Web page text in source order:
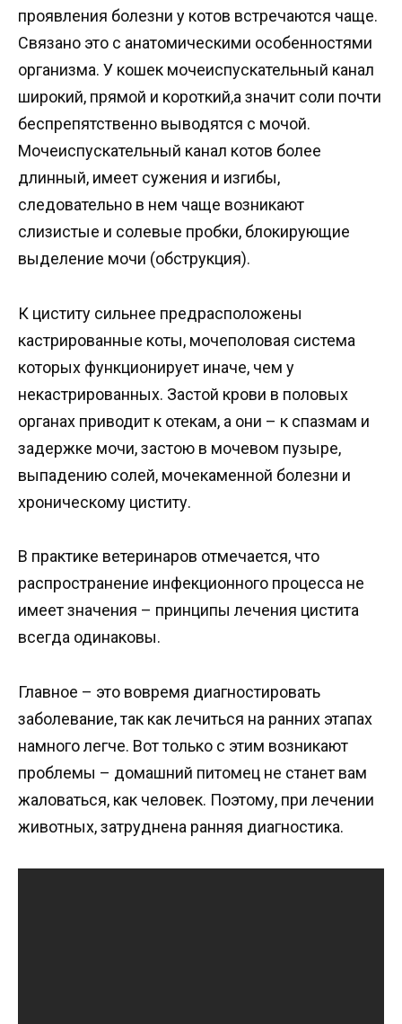
проявления болезни у котов встречаются чаще.
Связано это с анатомическими особенностями
организма. У кошек мочеиспускательный канал
широкий, прямой и короткий,а значит соли почти
беспрепятственно выводятся с мочой.
Мочеиспускательный канал котов более
длинный, имеет сужения и изгибы,
следовательно в нем чаще возникают
слизистые и солевые пробки, блокирующие
выделение мочи (обструкция).
К циститу сильнее предрасположены
кастрированные коты, мочеполовая система
которых функционирует иначе, чем у
некастрированных. Застой крови в половых
органах приводит к отекам, а они – к спазмам и
задержке мочи, застою в мочевом пузыре,
выпадению солей, мочекаменной болезни и
хроническому циститу.
В практике ветеринаров отмечается, что
распространение инфекционного процесса не
имеет значения – принципы лечения цистита
всегда одинаковы.
Главное – это вовремя диагностировать
заболевание, так как лечиться на ранних этапах
намного легче. Вот только с этим возникают
проблемы – домашний питомец не станет вам
жаловаться, как человек. Поэтому, при лечении
животных, затруднена ранняя диагностика.